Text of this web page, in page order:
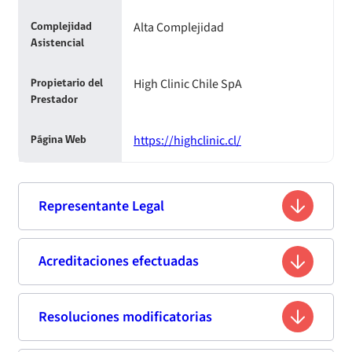
Complejidad
Asistencial
Alta Complejidad
Propietario del
Prestador
High Clinic Chile SpA
Página Web https://highclinic.cl/
Representante Legal
Nombre Lorena Mabel Varas Riffo
Profesión Tecnólogo Médico
Acreditaciones efectuadas
Primera acreditación
Resoluciones modificatorias